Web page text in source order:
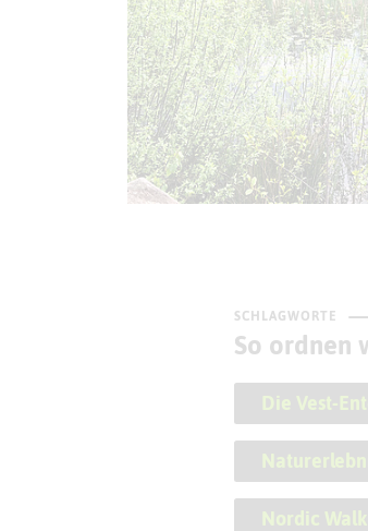
SCHLAGWORTE
So ordnen
Die Vest-
Nordic